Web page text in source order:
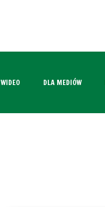
WIDEO DLA MEDIÓW